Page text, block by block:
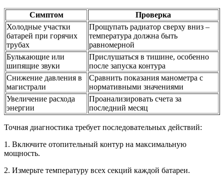
Симптом
Проверка
Холодные участки
батарей при горячих
трубах
Прощупать радиатор сверху вниз –
температура должна быть
равномерной
Булькающие или
шипящие звуки
Прислушаться в тишине, особенно
после запуска контура
Снижение давления в
магистрали
Сравнить показания манометра с
нормативными значениями
Увеличение расхода
энергии
Проанализировать счета за
последний месяц
Точная диагностика требует последовательных действий:
1. Включите отопительный контур на максимальную
мощность.
2. Измерьте температуру всех секций каждой батареи.